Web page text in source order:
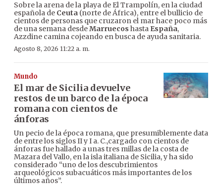
Sobre la arena de la playa de El Trampolín, en la ciudad
española de Ceuta (norte de África), entre el bullicio de
cientos de personas que cruzaron el mar hace poco más
de una semana desdeMarruecos hasta España,
Azzdine camina cojeando en busca de ayuda sanitaria.
Agosto 8, 2026 11:22 a. m.
Mundo
El mar de Sicilia devuelve
restos de un barco de la época
romana con cientos de
ánforas
Un pecio de la época romana, que presumiblemente data
de entre los siglos II y I a. C.,cargado con cientos de
ánforas fue hallado a unas tres millas de la costa de
Mazara del Vallo, en la isla italiana de Sicilia, y ha sido
considerado “uno de los descubrimientos
arqueológicos subacuáticos más importantes de los
últimos años”.